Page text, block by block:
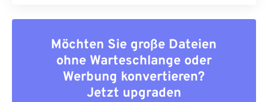
Möchten Sie große Dateien
ohne Warteschlange oder
Werbung konvertieren?
Jetzt upgraden